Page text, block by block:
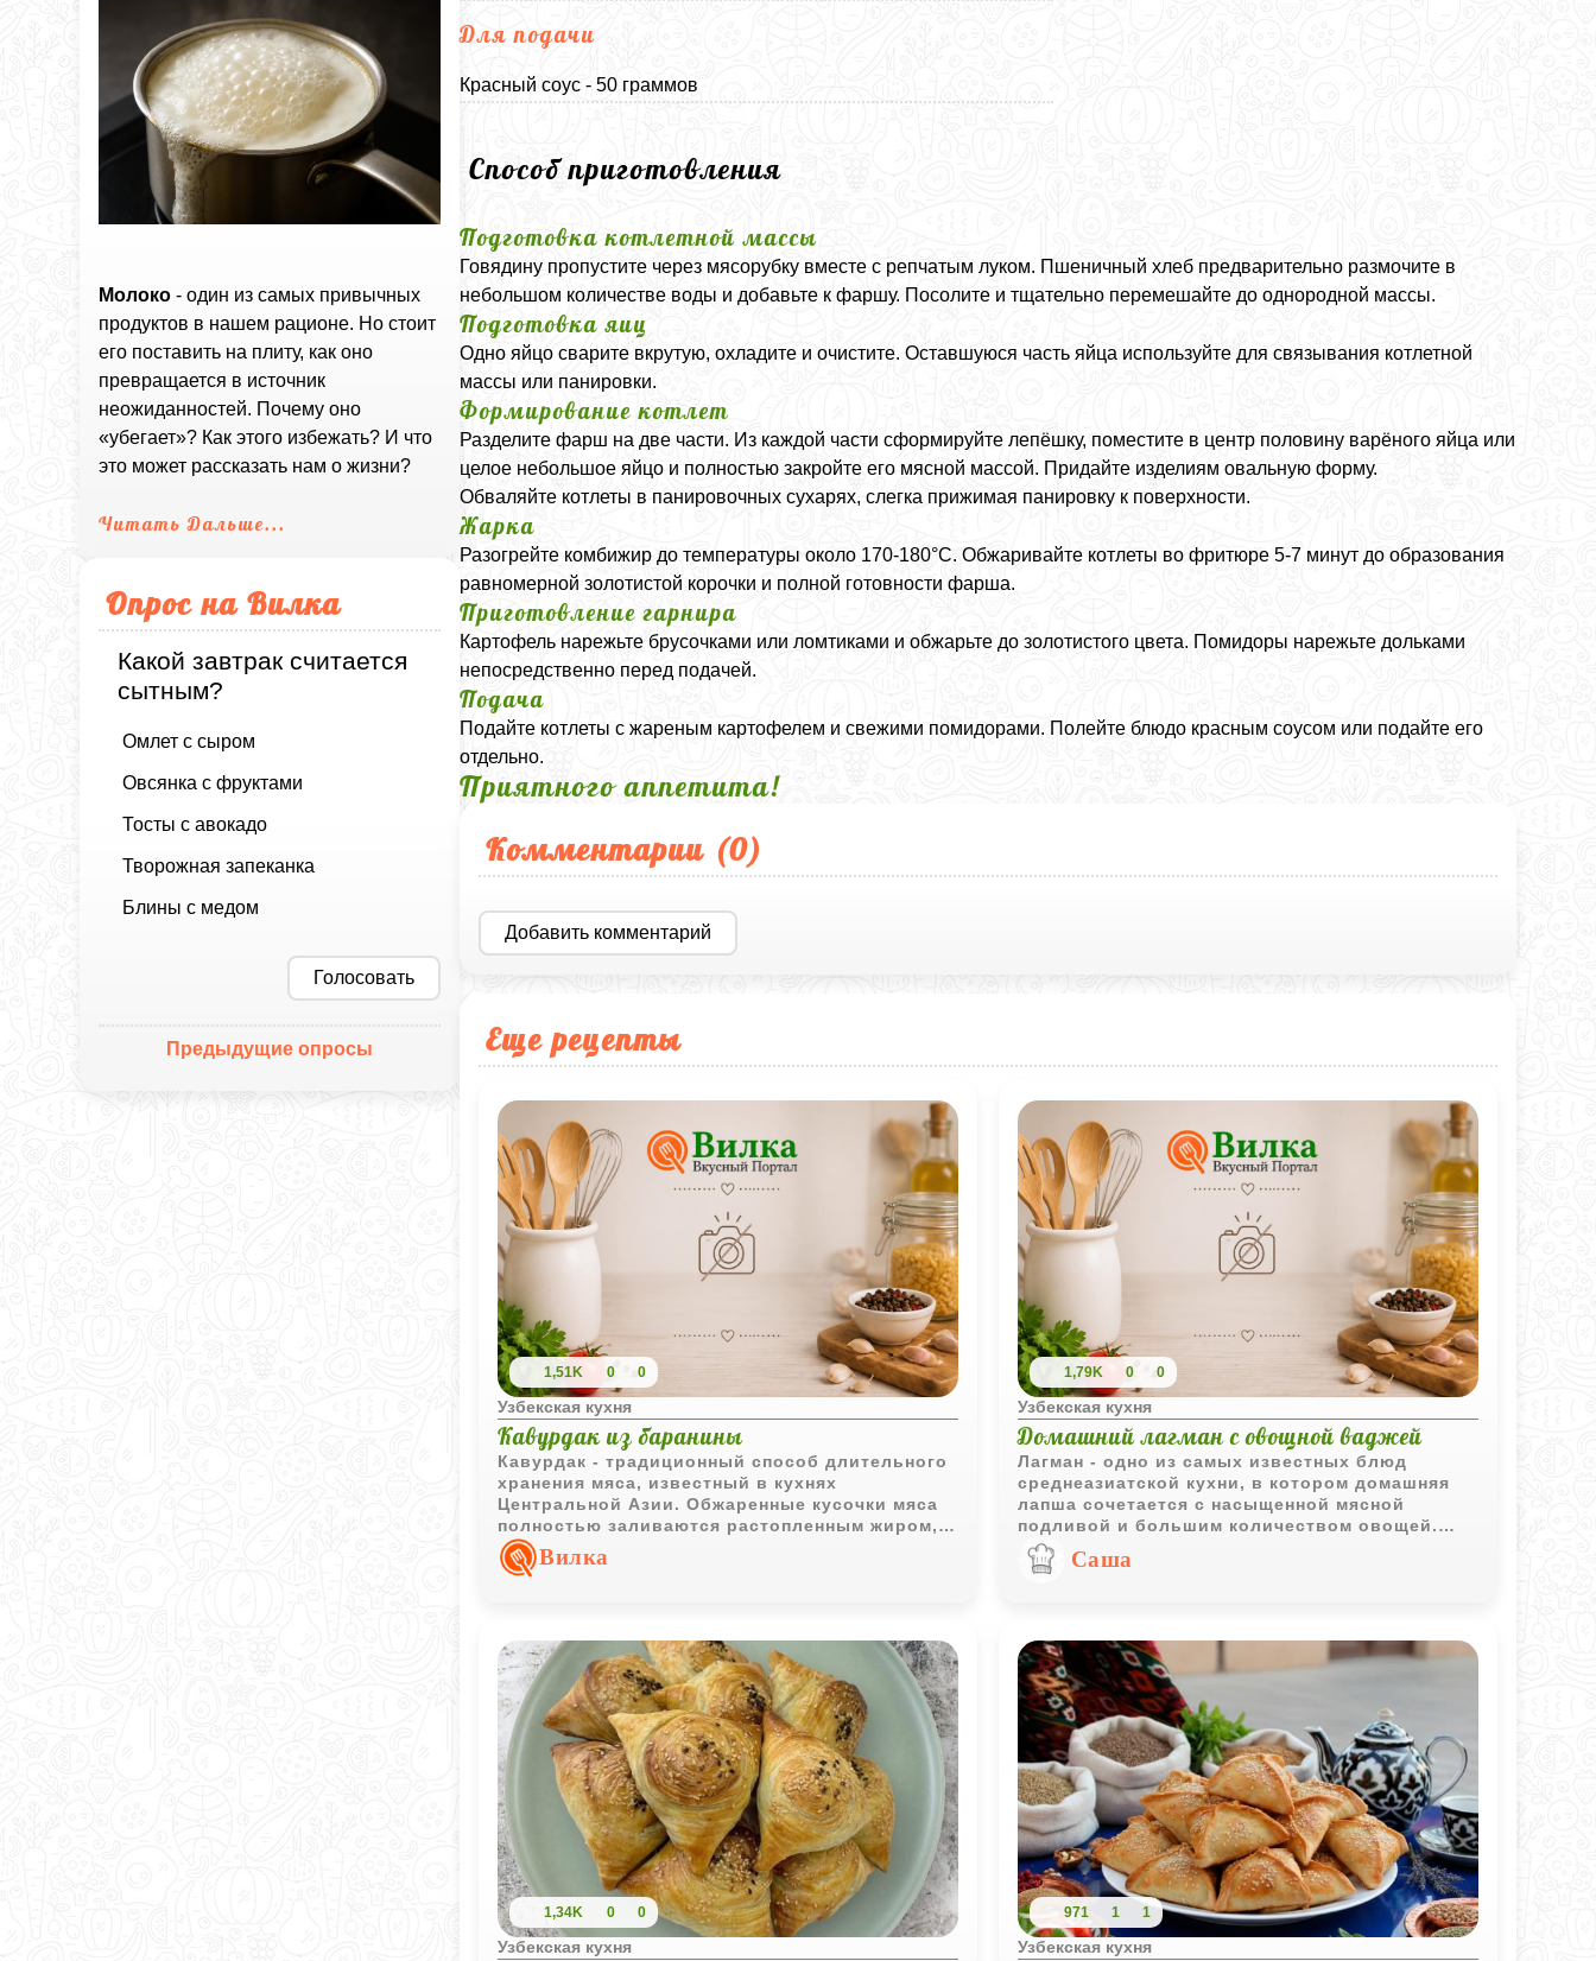
Молоко - один из самых привычных
продуктов в нашем рационе. Но стоит
его поставить на плиту, как оно
превращается в источник
неожиданностей. Почему оно
«убегает»? Как этого избежать? И что
это может рассказать нам о жизни?
Читать Дальше...
Опрос на Вилка
Какой завтрак считается
сытным?
Омлет с сыром
Овсянка с фруктами
Тосты с авокадо
Творожная запеканка
Блины с медом
Голосовать
Предыдущие опросы
Для подачи
Красный соус - 50 граммов
Способ приготовления
Подготовка котлетной массы
Говядину пропустите через мясорубку вместе с репчатым луком. Пшеничный хлеб предварительно размочите в
небольшом количестве воды и добавьте к фаршу. Посолите и тщательно перемешайте до однородной массы.
Подготовка яиц
Одно яйцо сварите вкрутую, охладите и очистите. Оставшуюся часть яйца используйте для связывания котлетной
массы или панировки.
Формирование котлет
Разделите фарш на две части. Из каждой части сформируйте лепёшку, поместите в центр половину варёного яйца или
целое небольшое яйцо и полностью закройте его мясной массой. Придайте изделиям овальную форму.
Обваляйте котлеты в панировочных сухарях, слегка прижимая панировку к поверхности.
Жарка
Разогрейте комбижир до температуры около 170-180°C. Обжаривайте котлеты во фритюре 5-7 минут до образования
равномерной золотистой корочки и полной готовности фарша.
Приготовление гарнира
Картофель нарежьте брусочками или ломтиками и обжарьте до золотистого цвета. Помидоры нарежьте дольками
непосредственно перед подачей.
Подача
Подайте котлеты с жареным картофелем и свежими помидорами. Полейте блюдо красным соусом или подайте его
отдельно.
Приятного аппетита!
Комментарии (0)
Добавить комментарий
Еще рецепты
1,51K 0 0
Узбекская кухня
Кавурдак из баранины
Кавурдак - традиционный способ длительного
хранения мяса, известный в кухнях
Центральной Азии. Обжаренные кусочки мяса
полностью заливаются растопленным жиром,
благодаря чему долго сохраняют вкус и могут
использоваться для приготовления различных
Вилка
1,79K 0 0
Узбекская кухня
Домашний лагман с овощной ваджей
Лагман - одно из самых известных блюд
среднеазиатской кухни, в котором домашняя
лапша сочетается с насыщенной мясной
подливой и большим количеством овощей.
Богатый вкус, аромат специй и яркие краски
делают это блюдо полноценным обедом для
Саша
1,34K 0 0
Узбекская кухня
971 1 1
Узбекская кухня